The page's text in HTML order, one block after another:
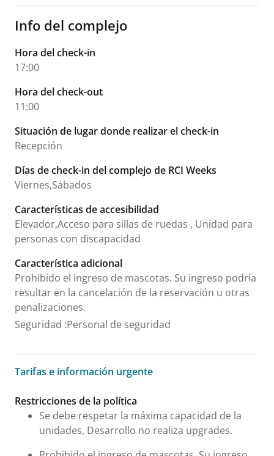
Info del complejo
Hora del check-in
17:00
Hora del check-out
11:00
Situación de lugar donde realizar el check-in
Recepción
Días de check-in del complejo de RCI Weeks
Viernes,Sábados
Características de accesibilidad
Elevador,Acceso para sillas de ruedas , Unidad para
personas con discapacidad
Característica adicional
Prohibido el ingreso de mascotas. Su ingreso podría
resultar en la cancelación de la reservación u otras
penalizaciones.
Seguridad :Personal de seguridad
Tarifas e información urgente
Tarifas e información urgente
Restricciones de la política
Se debe respetar la máxima capacidad de la
unidades, Desarrollo no realiza upgrades.